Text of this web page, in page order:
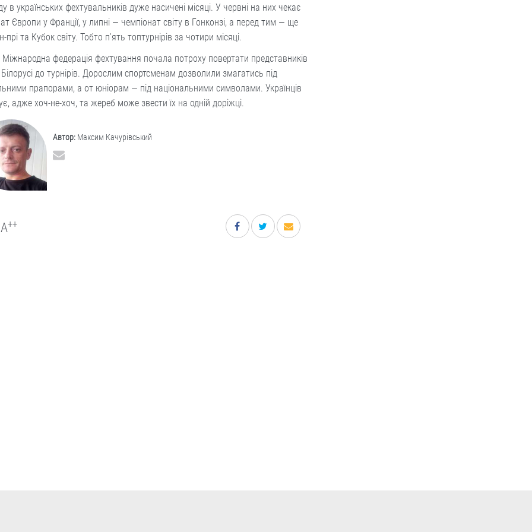
в українських фехтувальників дуже насичені місяці. У червні на них чекає
Європи у Франції, у липні — чемпіонат світу в Гонконзі, а перед тим — ще
прі та Кубок світу. Тобто п’ять топтурнірів за чотири місяці.
Міжнародна федерація фехтування почала потроху повертати представників
Білорусі до турнірів. Дорослим спортсменам дозволили змагатись під
прапорами, а от юніорам — під національними символами. Українців
адже хоч-не-хоч, та жереб може звести їх на одній доріжці.
Автор: Максим Качурівський
A++